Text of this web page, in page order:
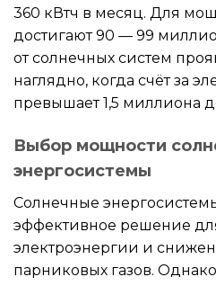
360 кВтч в месяц. Для
достигают 90 — 99
от солнечных систем
наглядно, когда счёт за
превышает 1,5 миллиона
Выбор мощности
энергосистемы
Солнечные
эффективное решение
электроэнергии и
парниковых газов.